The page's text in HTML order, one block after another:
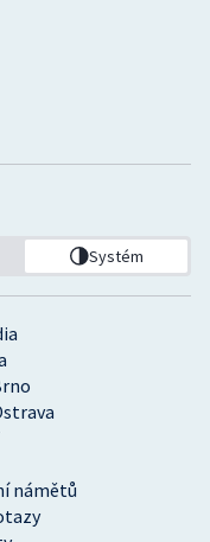
námětů
Systém